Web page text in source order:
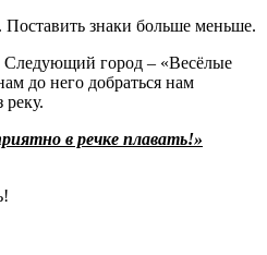
знаки больше меньше.
город – «Весёлые
до него добраться нам
реку.
в речке плавать!»